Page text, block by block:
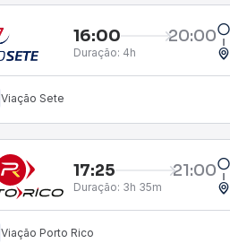
16:00 20:00
Duração: 4h
Viação Sete
17:25 21:00
Duração: 3h 35m
Viação Porto Rico